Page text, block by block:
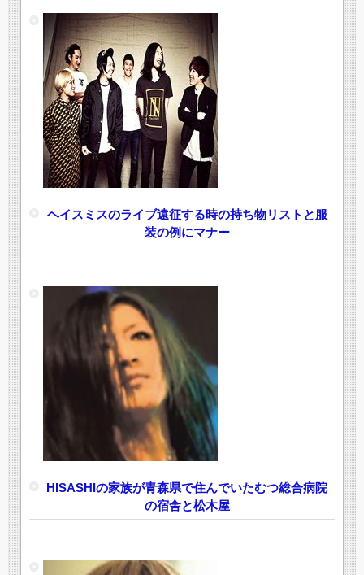
ヘイスミスのライブ遠征する時の持ち物リストと服
装の例にマナー
HISASHIの家族が青森県で住んでいたむつ総合病院
の宿舎と松木屋